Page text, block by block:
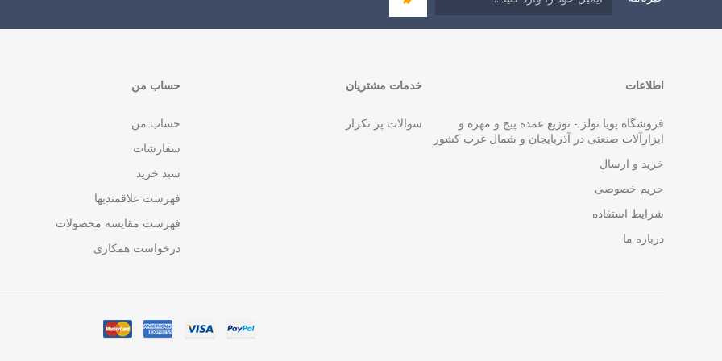
اطلاعات
فروشگاه پویا تولز - توزیع عمده پیچ و مهره و
ابزارآلات صنعتی در آذربایجان و شمال غرب کشور
خرید و ارسال
حریم خصوصی
شرایط استفاده
درباره ما
خدمات مشتریان
سوالات پر تکرار
حساب من
حساب من
سفارشات
سبد خرید
فهرست علاقمندیها
فهرست مقایسه محصولات
درخواست همکاری